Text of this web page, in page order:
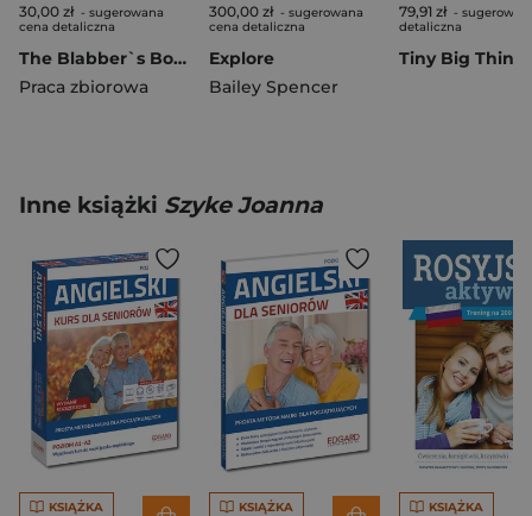
30,00 zł - sugerowana
cena detaliczna
The Blabber`s Book, czyli Historie Blabbersów
Praca zbiorowa
300,00 zł - sugerowana
cena detaliczna
Explore
Bailey Spencer
79,91 zł -
detaliczna
Inne książki Szyke Joanna
KSIĄŻKA KSIĄŻKA KSIĄŻKA